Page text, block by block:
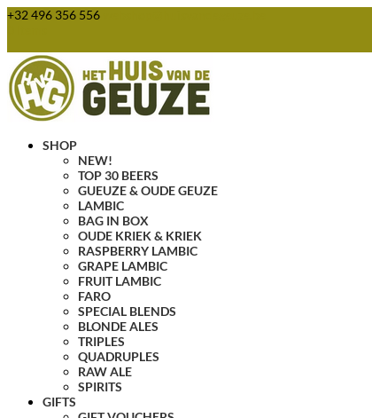
+32 496 356 556
SHOP
NEW!
TOP 30 BEERS
GUEUZE & OUDE GEUZE
LAMBIC
BAG IN BOX
OUDE KRIEK & KRIEK
RASPBERRY LAMBIC
GRAPE LAMBIC
FRUIT LAMBIC
FARO
SPECIAL BLENDS
BLONDE ALES
TRIPLES
QUADRUPLES
RAW ALE
SPIRITS
GIFTS